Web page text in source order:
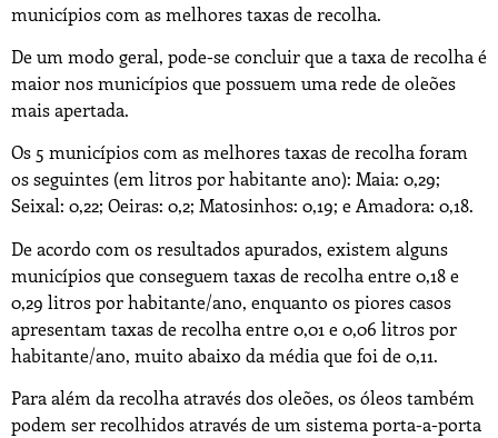
municípios com as melhores taxas de recolha.
De um modo geral, pode-se concluir que a taxa de recolha é
maior nos municípios que possuem uma rede de oleões
mais apertada.
Os 5 municípios com as melhores taxas de recolha foram
os seguintes (em litros por habitante ano): Maia: 0,29;
Seixal: 0,22; Oeiras: 0,2; Matosinhos: 0,19; e Amadora: 0,18.
De acordo com os resultados apurados, existem alguns
municípios que conseguem taxas de recolha entre 0,18 e
0,29 litros por habitante/ano, enquanto os piores casos
apresentam taxas de recolha entre 0,01 e 0,06 litros por
habitante/ano, muito abaixo da média que foi de 0,11.
Para além da recolha através dos oleões, os óleos também
podem ser recolhidos através de um sistema porta-a-porta